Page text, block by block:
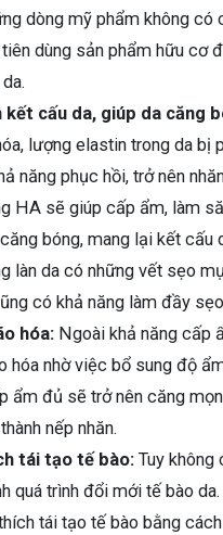
dòng mỹ phẩm không có
tiên dùng sản phẩm hữu cơ
kết cấu da, giúp da căng
lượng elastin trong da bị
năng phục hồi, trở nên
HA sẽ giúp cấp ẩm, làm
bóng, mang lại kết cấu
làn da có những vết sẹo
có khả năng làm đầy
hóa: Ngoài khả năng cấp
hóa nhờ việc bổ sung độ
ẩm đủ sẽ trở nên căng
nếp nhăn.
tái tạo tế bào: Tuy không
quá trình đổi mới tế bào
tái tạo tế bào bằng